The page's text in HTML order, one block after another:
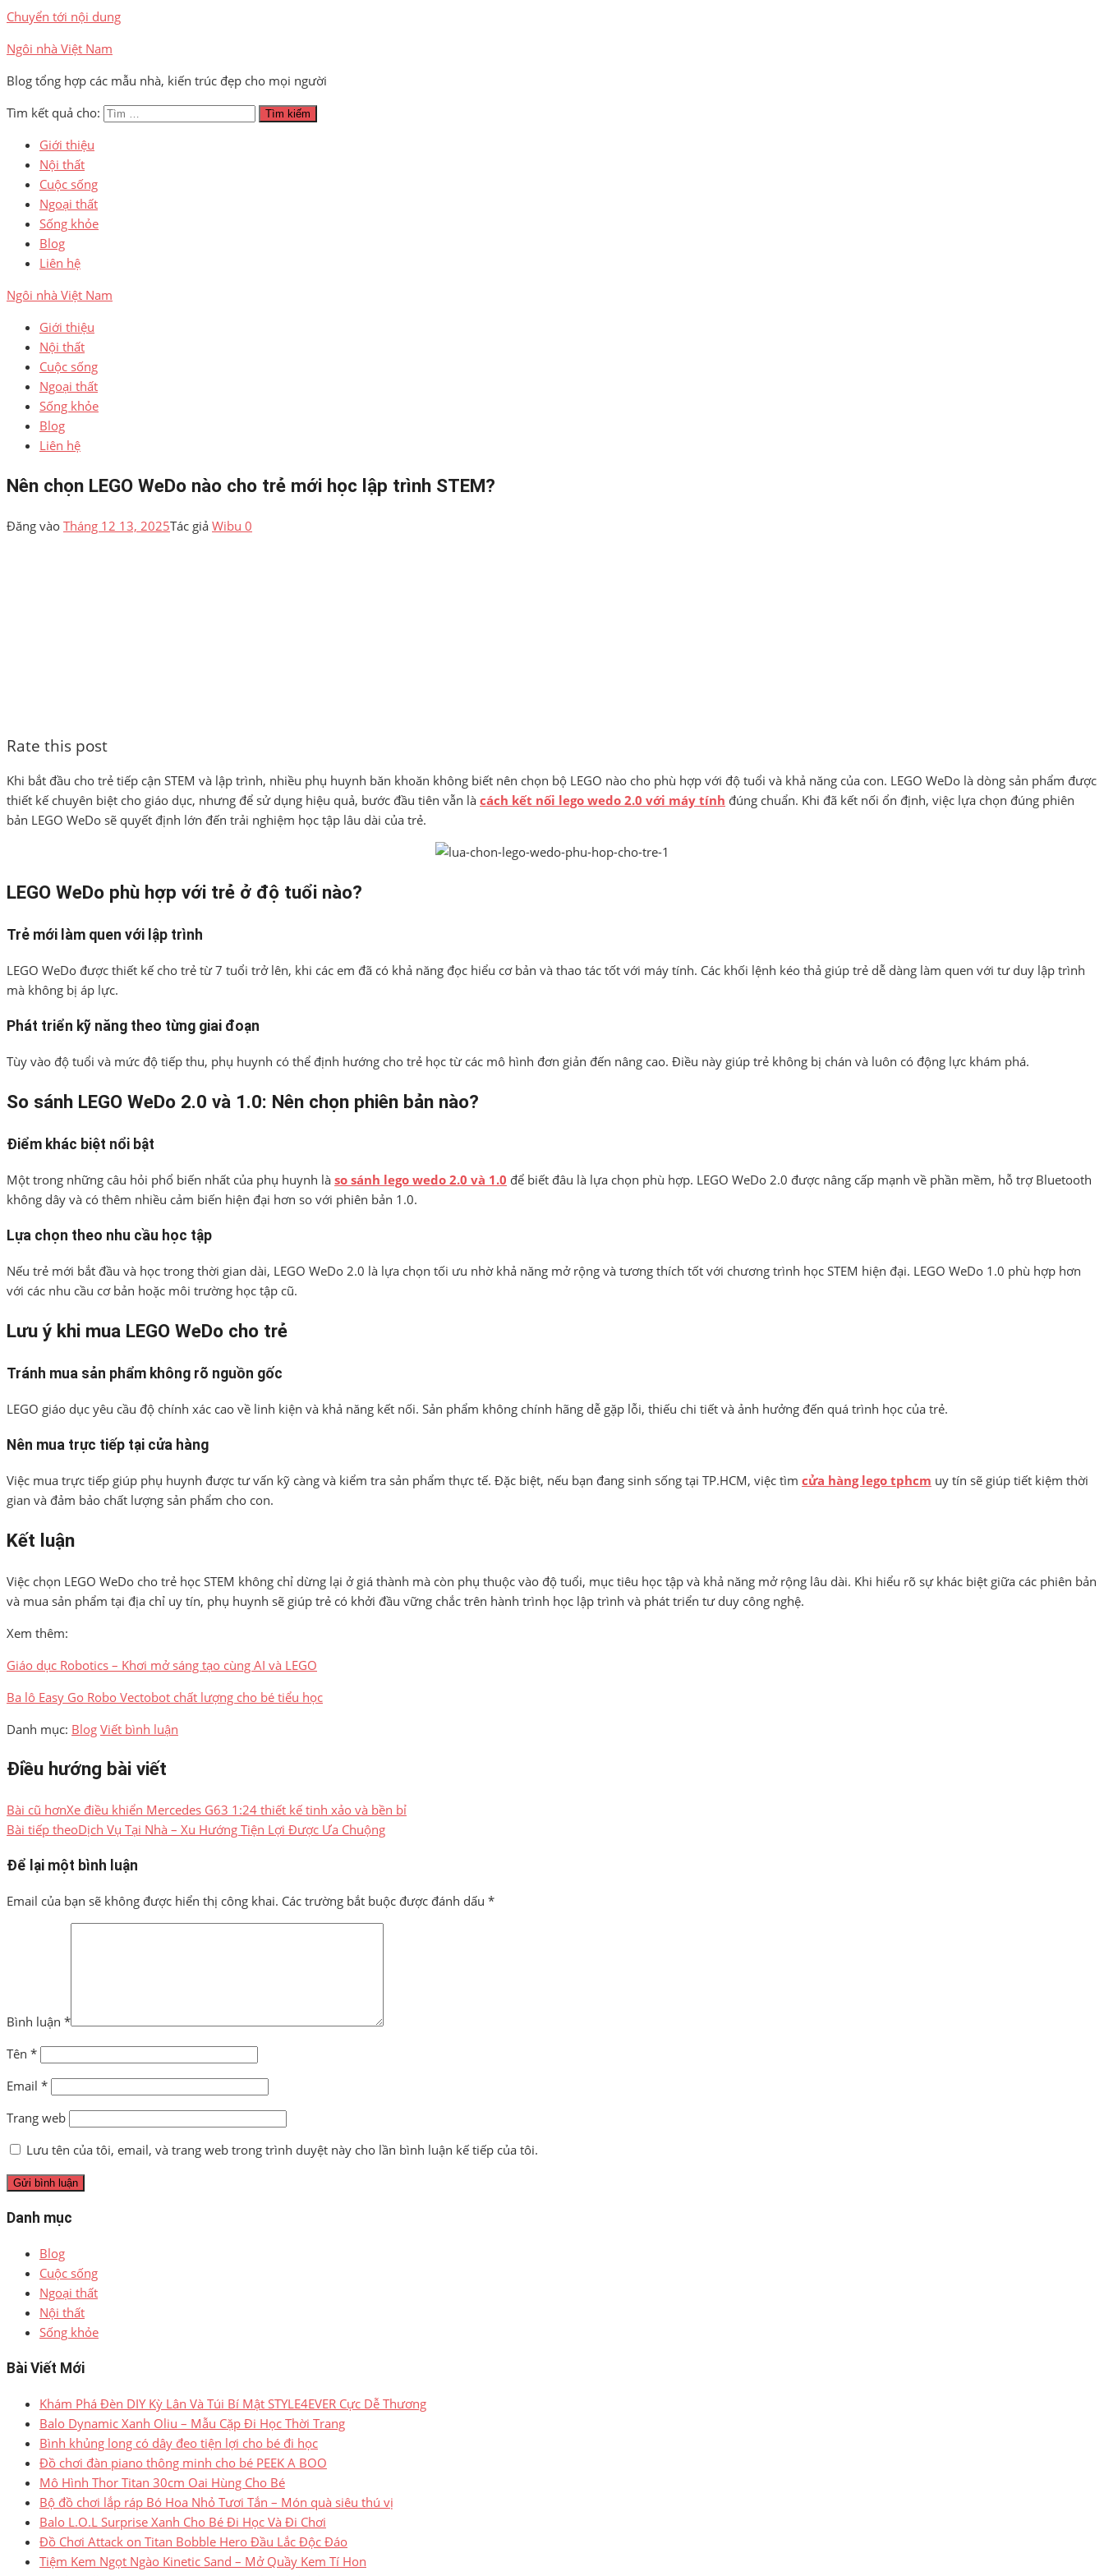
Chuyển tới nội dung
Ngôi nhà Việt Nam
Blog tổng hợp các mẫu nhà, kiến trúc đẹp cho mọi người
Tìm kết quả cho:
Tìm kiếm
Giới thiệu
Nội thất
Cuộc sống
Ngoại thất
Sống khỏe
Blog
Liên hệ
Ngôi nhà Việt Nam
Giới thiệu
Nội thất
Cuộc sống
Ngoại thất
Sống khỏe
Blog
Liên hệ
Nên chọn LEGO WeDo nào cho trẻ mới học lập trình STEM?
Đăng vào Tháng 12 13, 2025Tác giả Wibu 0
Rate this post
Khi bắt đầu cho trẻ tiếp cận STEM và lập trình, nhiều phụ huynh băn khoăn không biết nên chọn bộ LEGO nào cho phù hợp với độ tuổi và khả năng của con. LEGO WeDo là dòng sản phẩm được
thiết kế chuyên biệt cho giáo dục, nhưng để sử dụng hiệu quả, bước đầu tiên vẫn là cách kết nối lego wedo 2.0 với máy tính đúng chuẩn. Khi đã kết nối ổn định, việc lựa chọn đúng phiên
bản LEGO WeDo sẽ quyết định lớn đến trải nghiệm học tập lâu dài của trẻ.
LEGO WeDo phù hợp với trẻ ở độ tuổi nào?
Trẻ mới làm quen với lập trình
LEGO WeDo được thiết kế cho trẻ từ 7 tuổi trở lên, khi các em đã có khả năng đọc hiểu cơ bản và thao tác tốt với máy tính. Các khối lệnh kéo thả giúp trẻ dễ dàng làm quen với tư duy lập trình
mà không bị áp lực.
Phát triển kỹ năng theo từng giai đoạn
Tùy vào độ tuổi và mức độ tiếp thu, phụ huynh có thể định hướng cho trẻ học từ các mô hình đơn giản đến nâng cao. Điều này giúp trẻ không bị chán và luôn có động lực khám phá.
So sánh LEGO WeDo 2.0 và 1.0: Nên chọn phiên bản nào?
Điểm khác biệt nổi bật
Một trong những câu hỏi phổ biến nhất của phụ huynh là so sánh lego wedo 2.0 và 1.0 để biết đâu là lựa chọn phù hợp. LEGO WeDo 2.0 được nâng cấp mạnh về phần mềm, hỗ trợ Bluetooth
không dây và có thêm nhiều cảm biến hiện đại hơn so với phiên bản 1.0.
Lựa chọn theo nhu cầu học tập
Nếu trẻ mới bắt đầu và học trong thời gian dài, LEGO WeDo 2.0 là lựa chọn tối ưu nhờ khả năng mở rộng và tương thích tốt với chương trình học STEM hiện đại. LEGO WeDo 1.0 phù hợp hơn
với các nhu cầu cơ bản hoặc môi trường học tập cũ.
Lưu ý khi mua LEGO WeDo cho trẻ
Tránh mua sản phẩm không rõ nguồn gốc
LEGO giáo dục yêu cầu độ chính xác cao về linh kiện và khả năng kết nối. Sản phẩm không chính hãng dễ gặp lỗi, thiếu chi tiết và ảnh hưởng đến quá trình học của trẻ.
Nên mua trực tiếp tại cửa hàng
Việc mua trực tiếp giúp phụ huynh được tư vấn kỹ càng và kiểm tra sản phẩm thực tế. Đặc biệt, nếu bạn đang sinh sống tại TP.HCM, việc tìm cửa hàng lego tphcm uy tín sẽ giúp tiết kiệm thời
gian và đảm bảo chất lượng sản phẩm cho con.
Kết luận
Việc chọn LEGO WeDo cho trẻ học STEM không chỉ dừng lại ở giá thành mà còn phụ thuộc vào độ tuổi, mục tiêu học tập và khả năng mở rộng lâu dài. Khi hiểu rõ sự khác biệt giữa các phiên bản
và mua sản phẩm tại địa chỉ uy tín, phụ huynh sẽ giúp trẻ có khởi đầu vững chắc trên hành trình học lập trình và phát triển tư duy công nghệ.
Xem thêm:
Giáo dục Robotics – Khơi mở sáng tạo cùng AI và LEGO
Ba lô Easy Go Robo Vectobot chất lượng cho bé tiểu học
Danh mục: Blog Viết bình luận
Điều hướng bài viết
Bài cũ hơnXe điều khiển Mercedes G63 1:24 thiết kế tinh xảo và bền bỉ
Bài tiếp theoDịch Vụ Tại Nhà – Xu Hướng Tiện Lợi Được Ưa Chuộng
Để lại một bình luận
Email của bạn sẽ không được hiển thị công khai. Các trường bắt buộc được đánh dấu *
Bình luận *
Tên *
Email *
Trang web
Lưu tên của tôi, email, và trang web trong trình duyệt này cho lần bình luận kế tiếp của tôi.
Danh mục
Blog
Cuộc sống
Ngoại thất
Nội thất
Sống khỏe
Bài Viết Mới
Khám Phá Đèn DIY Kỳ Lân Và Túi Bí Mật STYLE4EVER Cực Dễ Thương
Balo Dynamic Xanh Oliu – Mẫu Cặp Đi Học Thời Trang
Bình khủng long có dây đeo tiện lợi cho bé đi học
Đồ chơi đàn piano thông minh cho bé PEEK A BOO
Mô Hình Thor Titan 30cm Oai Hùng Cho Bé
Bộ đồ chơi lắp ráp Bó Hoa Nhỏ Tươi Tắn – Món quà siêu thú vị
Balo L.O.L Surprise Xanh Cho Bé Đi Học Và Đi Chơi
Đồ Chơi Attack on Titan Bobble Hero Đầu Lắc Độc Đáo
Tiệm Kem Ngọt Ngào Kinetic Sand – Mở Quầy Kem Tí Hon